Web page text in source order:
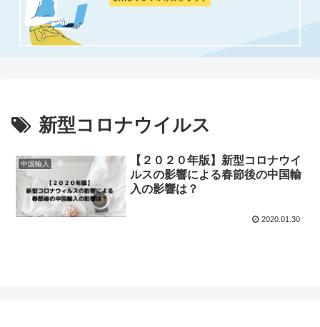
新型コロナウイルス
中国輸入
【２０２０年版】新型コロナウイ
ルスの影響による春節後の中国輸
入の影響は？
2020.01.30